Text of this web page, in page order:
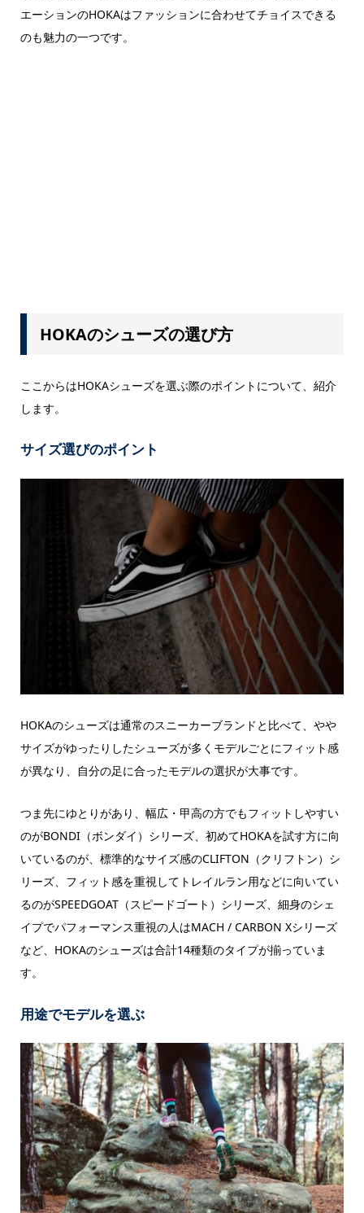
エーションのHOKAはファッションに合わせてチョイスできる
のも魅力の一つです。
HOKAのシューズの選び方
ここからはHOKAシューズを選ぶ際のポイントについて、紹介
します。
サイズ選びのポイント
HOKAのシューズは通常のスニーカーブランドと比べて、やや
サイズがゆったりしたシューズが多くモデルごとにフィット感
が異なり、自分の足に合ったモデルの選択が大事です。
つま先にゆとりがあり、 幅広・甲高の方でもフィットしやすい
のがBONDI（ボンダイ）シリーズ、初めてHOKAを試す方に向
いているのが、標準的なサイズ感のCLIFTON（クリフトン）シ
リーズ、フィット感を重視してトレイルラン用などに向いてい
るのがSPEEDGOAT（スピードゴート）シリーズ、細身のシェ
イプでパフォーマンス重視の人はMACH / CARBON Xシリーズ
など、HOKAのシューズは合計14種類のタイプが揃っていま
す。
用途でモデルを選ぶ